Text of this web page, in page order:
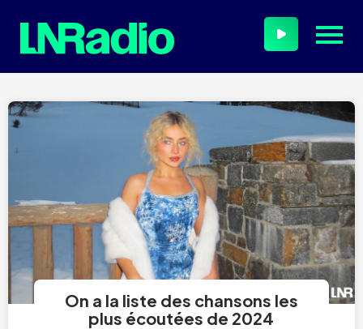
On a la liste des chansons les
plus écoutées de 2024